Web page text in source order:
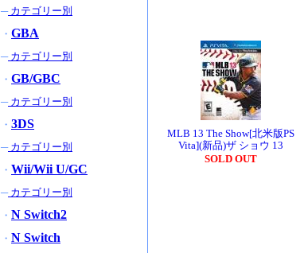
MLB 13 The Show[北米版PS
Vita](新品)ザ ショウ 13
SOLD OUT
─カテゴリー別
・ GBA
─カテゴリー別
・ GB/GBC
─カテゴリー別
・ 3DS
─カテゴリー別
・ Wii/Wii U/GC
─カテゴリー別
・ N Switch2
・ N Switch